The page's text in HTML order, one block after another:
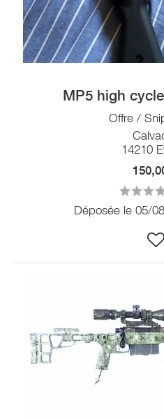
MP5 high
Offre /
14210
Déposée le 05/